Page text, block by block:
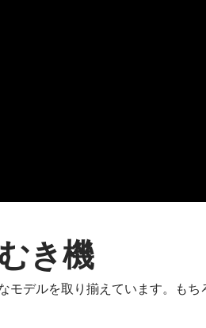
き機
デルを取り揃えています。もち